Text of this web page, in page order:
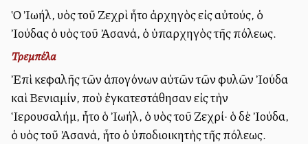
Ὁ Ἰωήλ, υἱὸς τοῦ Ζεχρὶ ἦτο ἀρχηγὸς εἰς αὐτούς, ὁ
Ἰούδας ὁ υἱὸς τοῦ Ἀσανά, ὁ ὑπαρχηγὸς τῆς πόλεως.
Τρεμπέλα
Ἐπὶ κεφαλῆς τῶν ἀπογόνων αὐτῶν τῶν φυλῶν Ἰούδα
καὶ Βενιαμίν, ποὺ ἐγκατεστάθησαν εἰς τὴν
Ἱερουσαλήμ, ἦτο ὁ Ἰωήλ, ὁ υἱὸς τοῦ Ζεχρί· ὁ δὲ Ἰούδα,
ὁ υἱὸς τοῦ Ἀσανά, ἦτο ὁ ὑποδιοικητὴς τῆς πόλεως.